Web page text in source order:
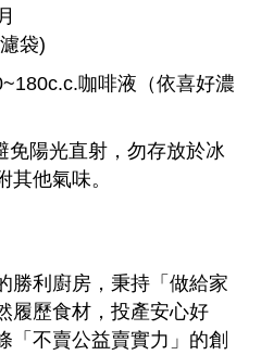
袋)
咖啡液（依喜好濃
免陽光直射，勿存放於冰
他氣味。
勝利廚房，秉持「做給家
履歷食材，投產安心好
「不賣公益賣實力」的創